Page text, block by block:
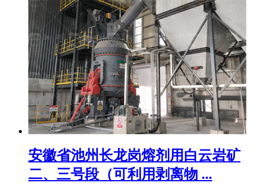
安徽省池州长龙岗熔剂用白云岩矿
二、三号段（可利用剥离物 ...